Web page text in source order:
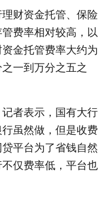
财资金托管、保险
费率相对较高，以
金托管费率大约为
一到万分之五之
者表示，国有大行
虽然做，但是收费
平台为了省钱自然
仅费率低，平台也